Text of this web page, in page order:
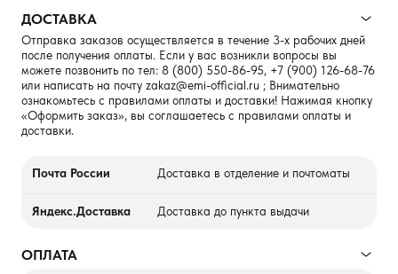
ДОСТАВКА
Отправка заказов осуществляется в течение 3-х рабочих дней
после получения оплаты. Если у вас возникли вопросы вы
можете позвонить по тел: 8 (800) 550-86-95, +7 (900) 126-68-76
или написать на почту zakaz@emi-official.ru ; Внимательно
ознакомьтесь с правилами оплаты и доставки! Нажимая кнопку
«Оформить заказ», вы соглашаетесь с правилами оплаты и
доставки.
Почта России Доставка в отделение и почтоматы
Яндекс.Доставка Доставка до пункта выдачи
ОПЛАТА